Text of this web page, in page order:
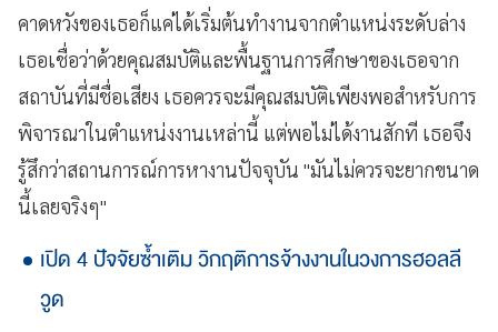
คาดหวังของเธอก็แค่ได้เริ่มต้นทำงานจากตำแหน่งระดับล่าง
เธอเชื่อว่าด้วยคุณสมบัติและพื้นฐานการศึกษาของเธอจาก
สถาบันที่มีชื่อเสียง เธอควรจะมีคุณสมบัติเพียงพอสำหรับการ
พิจารณาในตำแหน่งงานเหล่านี้ แต่พอไม่ได้งานสักที เธอจึง
รู้สึกว่าสถานการณ์การหางานปัจจุบัน "มันไม่ควรจะยากขนาด
นี้เลยจริงๆ"
เปิด 4 ปัจจัยซ้ำเติม วิกฤติการจ้างงานในวงการฮอลลี
วูด